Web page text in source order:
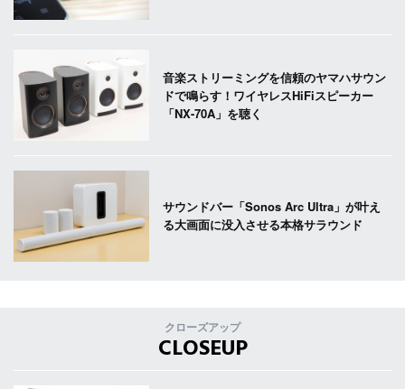
音楽ストリーミングを信頼のヤマハサウン
ドで鳴らす！ワイヤレスHiFiスピーカー
「NX-70A」を聴く
サウンドバー「Sonos Arc Ultra」が叶え
る大画面に没入させる本格サラウンド
クローズアップ
CLOSEUP